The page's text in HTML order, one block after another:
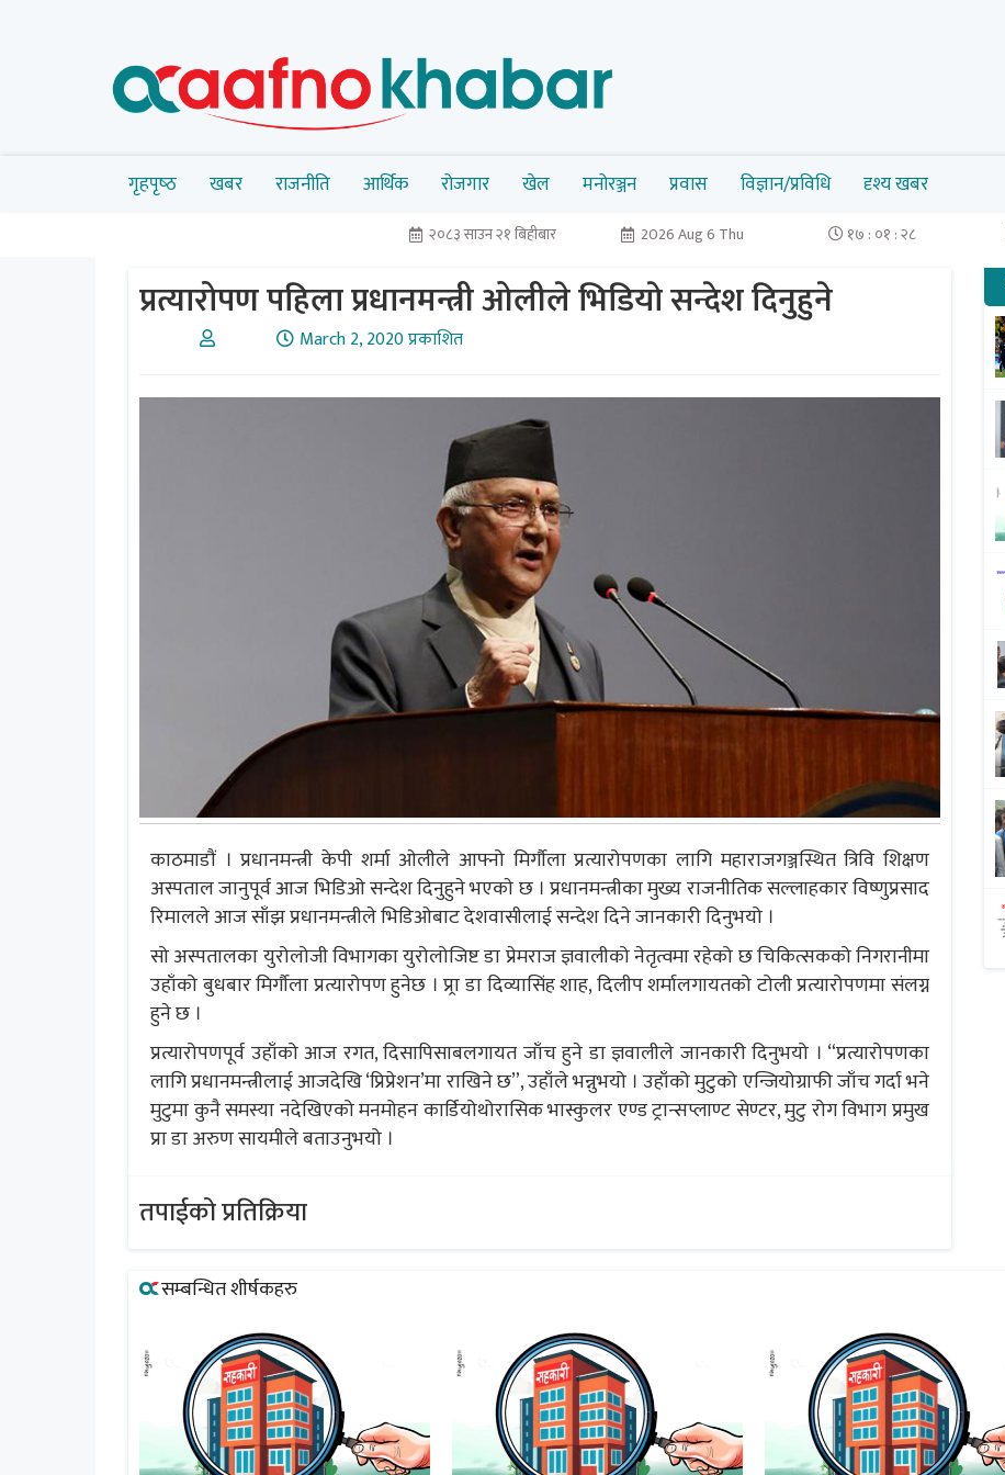
गृहपृष्‍ठ खबर राजनीति आर्थिक रोजगार खेल मनोरञ्जन प्रवास विज्ञान/प्रविधि दृश्य खबर
२०८३ साउन २१ बिहीबार 2026 Aug 6 Thu १७ : ०१ : २९
प्रत्यारोपण पहिला प्रधानमन्त्री ओलीले भिडियाे सन्देश दिनुहुने
March 2, 2020 प्रकाशित
काठमाडाैं । प्रधानमन्त्री केपी शर्मा ओलीले आफ्नो मिर्गौला प्रत्यारोपणका लागि महाराजगञ्जस्थित त्रिवि शिक्षण
अस्पताल जानुपूर्व आज भिडिओ सन्देश दिनुहुने भएकाे छ । प्रधानमन्त्रीका मुख्य राजनीतिक सल्लाहकार विष्णुप्रसाद
रिमालले आज साँझ प्रधानमन्त्रीले भिडिओबाट देशवासीलाई सन्देश दिने जानकारी दिनुभयो ।
सो अस्पतालका युरोलोजी विभागका युरोलोजिष्ट डा प्रेमराज ज्ञवालीको नेतृत्वमा रहेको छ चिकित्सकको निगरानीमा
उहाँको बुधबार मिर्गौला प्रत्यारोपण हुनेछ । प्र्रा डा दिव्यासिंह शाह, दिलीप शर्मालगायतको टोली प्रत्यारोपणमा संलग्न
हुने छ ।
प्रत्यारोपणपूर्व उहाँको आज रगत, दिसापिसाबलगायत जाँच हुने डा ज्ञवालीले जानकारी दिनुभयो । “प्रत्यारोपणका
लागि प्रधानमन्त्रीलाई आजदेखि ‘प्रिप्रेशन’मा राखिने छ”, उहाँले भन्नुभयो । उहाँको मुटुको एन्जियोग्राफी जाँच गर्दा भने
मुटुमा कुनै समस्या नदेखिएको मनमोहन कार्डियोथोरासिक भास्कुलर एण्ड ट्रान्सप्लाण्ट सेण्टर, मुटु रोग विभाग प्रमुख
प्रा डा अरुण सायमीले बताउनुभयो ।
तपाईको प्रतिक्रिया
सम्बन्धित शीर्षकहरु